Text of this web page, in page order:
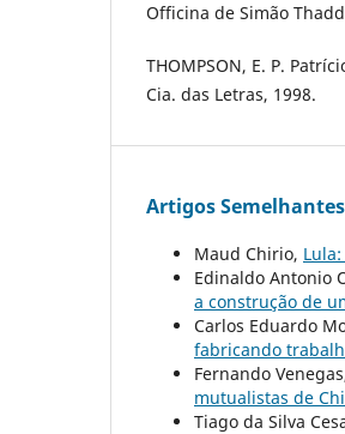
Officina de Simão
THOMPSON, E. P.
Cia. das Letras, 1998.
Artigos Semelhantes
Maud Chirio,
Edinaldo Antonio
a construção de
Carlos Eduardo
fabricando
Fernando
mutualistas de
Tiago da Silva